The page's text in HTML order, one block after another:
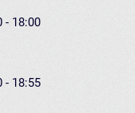
- 18:00
- 18:55